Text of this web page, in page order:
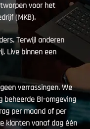
voor het
(MKB).
Terwijl anderen
Live binnen een
verrassingen. We
beheerde BI-omgeving
per maand of per
klanten vanaf dag één